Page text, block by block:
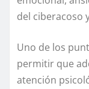
del ciberacoso
Uno de los
permitir que
atención